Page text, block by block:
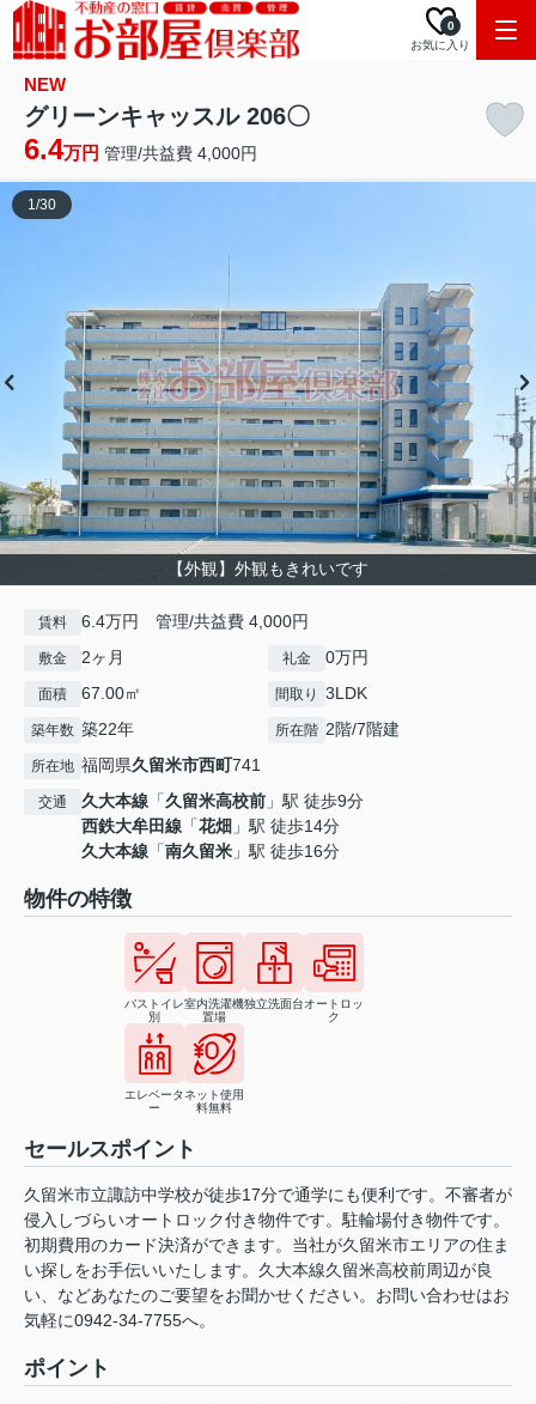
お気に入り
0
NEW
グリーンキャッスル 206〇
6.4万円 管理/共益費 4,000円
【外観】外観もきれいです
1/30
賃料 6.4万円 管理/共益費 4,000円
敷金 2ヶ月 礼金 0万円
面積 67.00㎡ 間取り 3LDK
築年数 築22年 所在階 2階/7階建
所在地 福岡県久留米市西町741
交通 久大本線 「久留米高校前 」駅 徒歩9分
西鉄大牟田線 「花畑 」駅 徒歩14分
久大本線 「南久留米 」駅 徒歩16分
物件の特徴
バストイレ
別
室内洗濯機
置場
独立洗面台オートロッ
ク
エレベータ
ー
ネット使用
料無料
セールスポイント
久留米市立諏訪中学校が徒歩17分で通学にも便利です。不審者が
侵入しづらいオートロック付き物件です。駐輪場付き物件です。
初期費用のカード決済ができます。当社が久留米市エリアの住ま
い探しをお手伝いいたします。久大本線久留米高校前周辺が良
い、などあなたのご要望をお聞かせください。お問い合わせはお
気軽に0942-34-7755へ。
ポイント